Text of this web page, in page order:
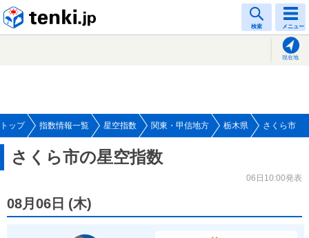
検索 メニュー
現在地
トップ 指数情報一覧 星空指数 関東・甲信地方 栃木県 さくら市
さくら市の星空指数
06日10:00発表
08月06日 (木)